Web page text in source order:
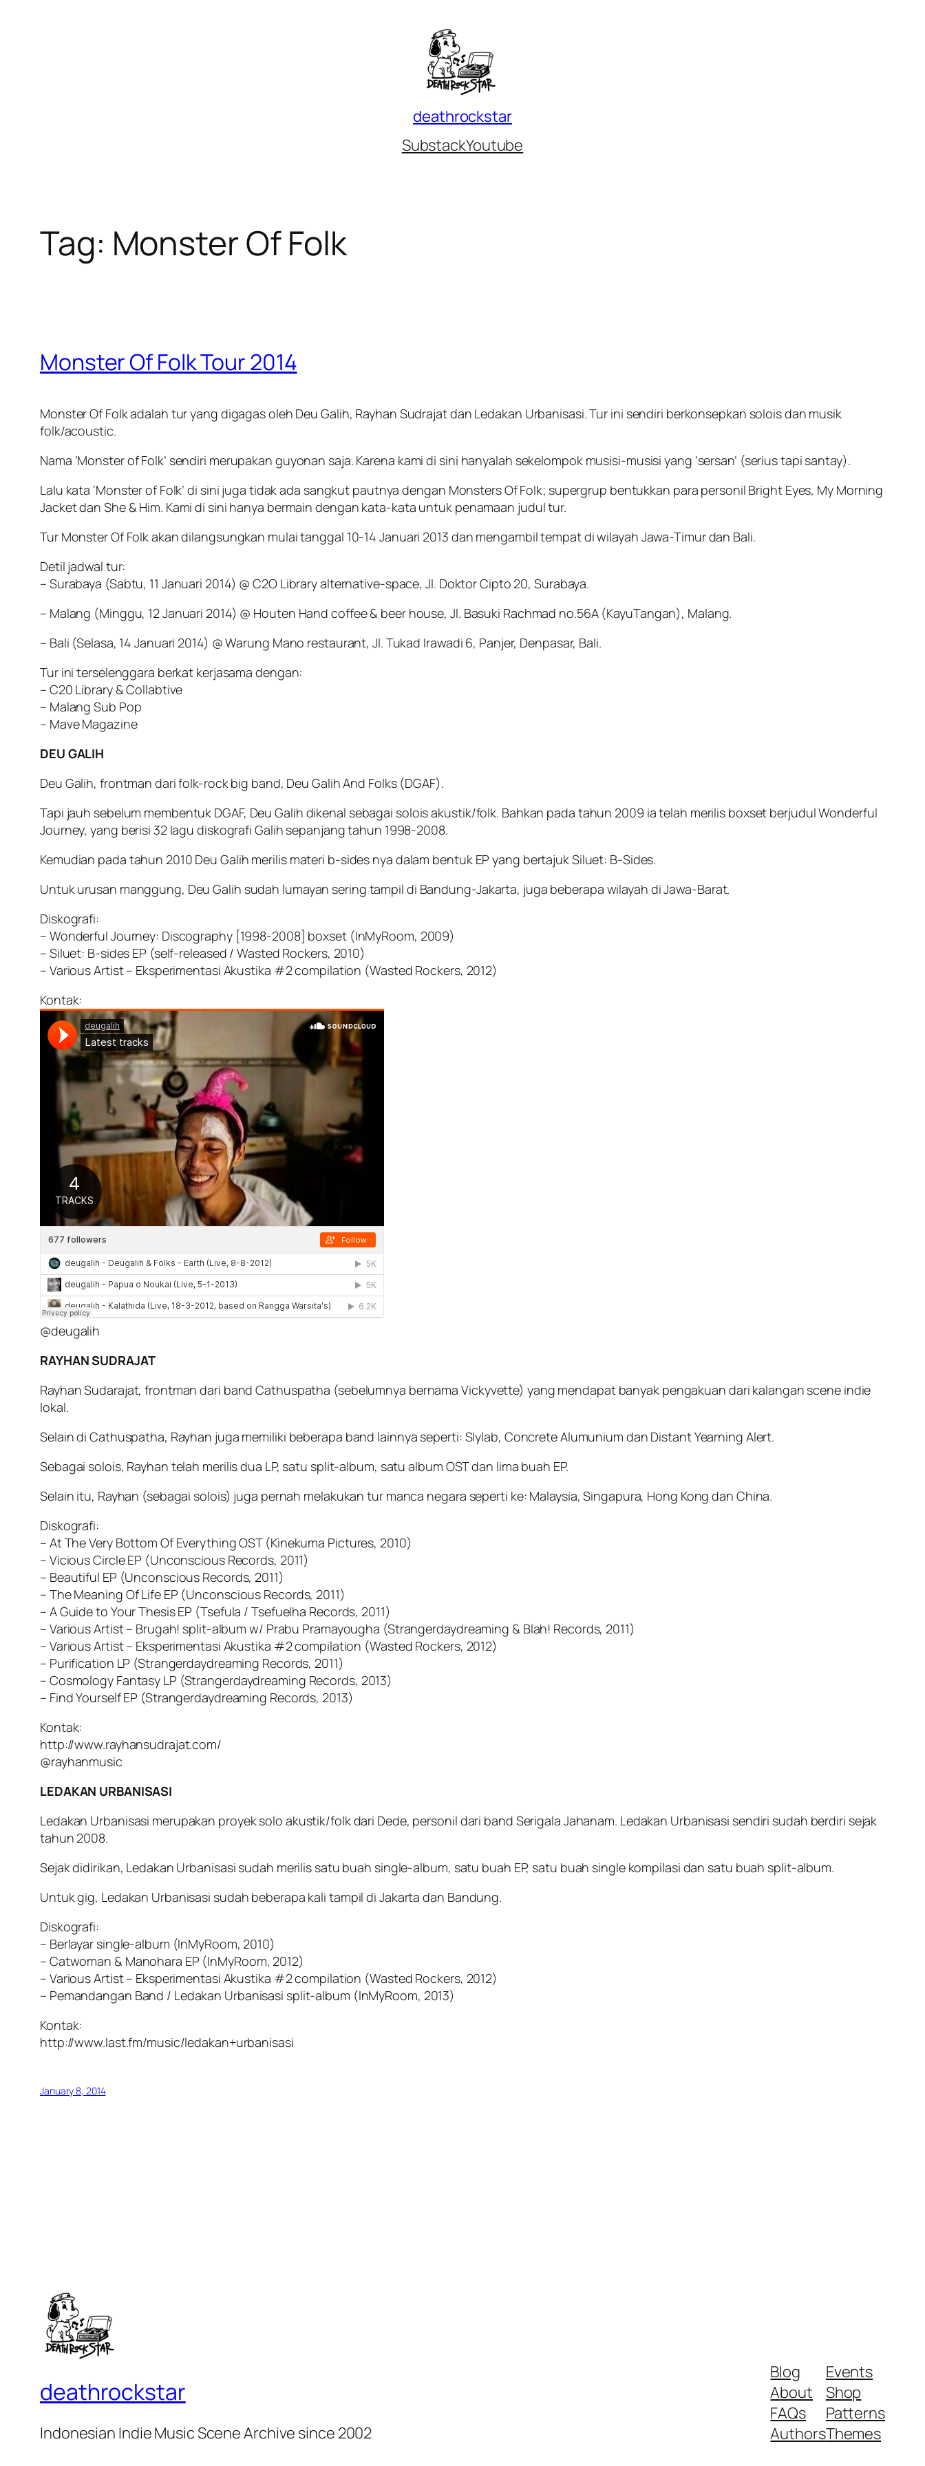
deathrockstar
SubstackYoutube
Tag: Monster Of Folk
Monster Of Folk Tour 2014
Monster Of Folk adalah tur yang digagas oleh Deu Galih, Rayhan Sudrajat dan Ledakan Urbanisasi. Tur ini sendiri berkonsepkan solois dan musik
folk/acoustic.
Nama ‘Monster of Folk’ sendiri merupakan guyonan saja. Karena kami di sini hanyalah sekelompok musisi-musisi yang ‘sersan’ (serius tapi santay).
Lalu kata ‘Monster of Folk’ di sini juga tidak ada sangkut pautnya dengan Monsters Of Folk; supergrup bentukkan para personil Bright Eyes, My Morning
Jacket dan She & Him. Kami di sini hanya bermain dengan kata-kata untuk penamaan judul tur.
Tur Monster Of Folk akan dilangsungkan mulai tanggal 10-14 Januari 2013 dan mengambil tempat di wilayah Jawa-Timur dan Bali.
Detil jadwal tur:
– Surabaya (Sabtu, 11 Januari 2014) @ C2O Library alternative-space, Jl. Doktor Cipto 20, Surabaya.
– Malang (Minggu, 12 Januari 2014) @ Houten Hand coffee & beer house, Jl. Basuki Rachmad no.56A (KayuTangan), Malang.
– Bali (Selasa, 14 Januari 2014) @ Warung Mano restaurant, Jl. Tukad Irawadi 6, Panjer, Denpasar, Bali.
Tur ini terselenggara berkat kerjasama dengan:
– C20 Library & Collabtive
– Malang Sub Pop
– Mave Magazine
DEU GALIH
Deu Galih, frontman dari folk-rock big band, Deu Galih And Folks (DGAF).
Tapi jauh sebelum membentuk DGAF, Deu Galih dikenal sebagai solois akustik/folk. Bahkan pada tahun 2009 ia telah merilis boxset berjudul Wonderful
Journey, yang berisi 32 lagu diskografi Galih sepanjang tahun 1998-2008.
Kemudian pada tahun 2010 Deu Galih merilis materi b-sides nya dalam bentuk EP yang bertajuk Siluet: B-Sides.
Untuk urusan manggung, Deu Galih sudah lumayan sering tampil di Bandung-Jakarta, juga beberapa wilayah di Jawa-Barat.
Diskografi:
– Wonderful Journey: Discography [1998-2008] boxset (InMyRoom, 2009)
– Siluet: B-sides EP (self-released / Wasted Rockers, 2010)
– Various Artist – Eksperimentasi Akustika #2 compilation (Wasted Rockers, 2012)
Kontak:
@deugalih
RAYHAN SUDRAJAT
Rayhan Sudarajat, frontman dari band Cathuspatha (sebelumnya bernama Vickyvette) yang mendapat banyak pengakuan dari kalangan scene indie
lokal.
Selain di Cathuspatha, Rayhan juga memiliki beberapa band lainnya seperti: Slylab, Concrete Alumunium dan Distant Yearning Alert.
Sebagai solois, Rayhan telah merilis dua LP, satu split-album, satu album OST dan lima buah EP.
Selain itu, Rayhan (sebagai solois) juga pernah melakukan tur manca negara seperti ke: Malaysia, Singapura, Hong Kong dan China.
Diskografi:
– At The Very Bottom Of Everything OST (Kinekuma Pictures, 2010)
– Vicious Circle EP (Unconscious Records, 2011)
– Beautiful EP (Unconscious Records, 2011)
– The Meaning Of Life EP (Unconscious Records, 2011)
– A Guide to Your Thesis EP (Tsefula / Tsefuelha Records, 2011)
– Various Artist – Brugah! split-album w/ Prabu Pramayougha (Strangerdaydreaming & Blah! Records, 2011)
– Various Artist – Eksperimentasi Akustika #2 compilation (Wasted Rockers, 2012)
– Purification LP (Strangerdaydreaming Records, 2011)
– Cosmology Fantasy LP (Strangerdaydreaming Records, 2013)
– Find Yourself EP (Strangerdaydreaming Records, 2013)
Kontak:
http://www.rayhansudrajat.com/
@rayhanmusic
LEDAKAN URBANISASI
Ledakan Urbanisasi merupakan proyek solo akustik/folk dari Dede, personil dari band Serigala Jahanam. Ledakan Urbanisasi sendiri sudah berdiri sejak
tahun 2008.
Sejak didirikan, Ledakan Urbanisasi sudah merilis satu buah single-album, satu buah EP, satu buah single kompilasi dan satu buah split-album.
Untuk gig, Ledakan Urbanisasi sudah beberapa kali tampil di Jakarta dan Bandung.
Diskografi:
– Berlayar single-album (InMyRoom, 2010)
– Catwoman & Manohara EP (InMyRoom, 2012)
– Various Artist – Eksperimentasi Akustika #2 compilation (Wasted Rockers, 2012)
– Pemandangan Band / Ledakan Urbanisasi split-album (InMyRoom, 2013)
Kontak:
http://www.last.fm/music/ledakan+urbanisasi
January 8, 2014
deathrockstar
Indonesian Indie Music Scene Archive since 2002
Blog
About
FAQs
Authors
Events
Shop
Patterns
Themes